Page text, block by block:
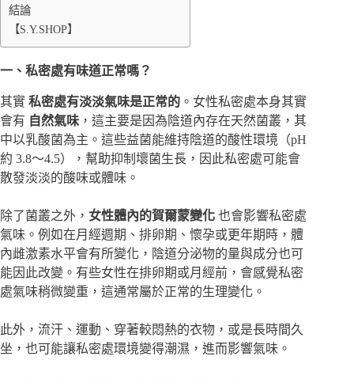
結論
【S.Y.SHOP】
一、私密處有味道正常嗎？
其實 私密處有淡淡氣味是正常的 。 女性私密處本身其實
會有 自然氣味 ，這主要是因為陰道內存在天然菌叢，其
中以乳酸菌為主。這些益菌能維持陰道的酸性環境（pH
約 3.8～4.5），幫助抑制壞菌生長，因此私密處可能會
散發淡淡的酸味或體味。
除了菌叢之外， 女性體內的賀爾蒙變化 也會影響私密處
氣味。例如在月經週期、排卵期、懷孕或更年期時，體
內雌激素水平會有所變化，陰道分泌物的量與成分也可
能因此改變。有些女性在排卵期或月經前，會感覺私密
處氣味稍微變重，這通常屬於正常的生理變化。
此外，流汗、運動、穿著較悶熱的衣物，或是長時間久
坐，也可能讓私密處環境變得潮濕，進而影響氣味。